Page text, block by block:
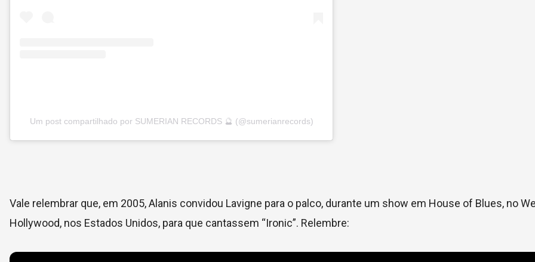
Um post compartilhado por SUMERIAN RECORDS 🔮 (@sumerianrecords)
Vale relembrar que, em 2005, Alanis convidou Lavigne para o palco, durante um show em House of Blues, no
Hollywood, nos Estados Unidos, para que cantassem “Ironic”. Relembre: